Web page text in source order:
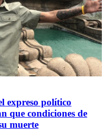
expreso político
que condiciones de
muerte